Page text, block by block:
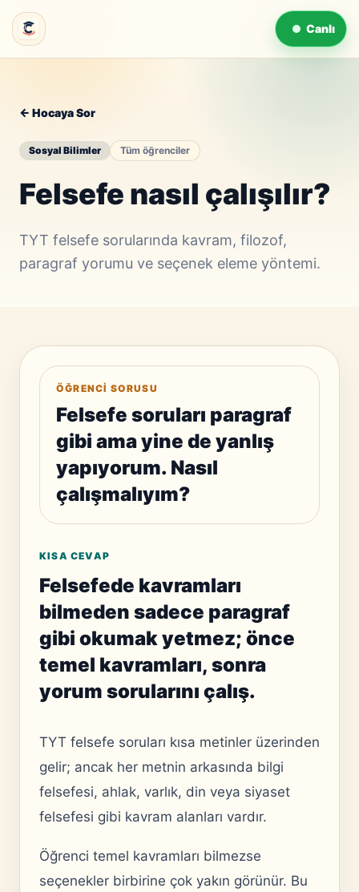
Canlı
← Hocaya Sor
Sosyal Bilimler Tüm öğrenciler
Felsefe nasıl çalışılır?
TYT felsefe sorularında kavram, filozof,
paragraf yorumu ve seçenek eleme yöntemi.
ÖĞRENCI SORUSU
Felsefe soruları paragraf
gibi ama yine de yanlış
yapıyorum. Nasıl
çalışmalıyım?
KISA CEVAP
Felsefede kavramları
bilmeden sadece paragraf
gibi okumak yetmez; önce
temel kavramları, sonra
yorum sorularını çalış.
TYT felsefe soruları kısa metinler üzerinden
gelir; ancak her metnin arkasında bilgi
felsefesi, ahlak, varlık, din veya siyaset
felsefesi gibi kavram alanları vardır.
Öğrenci temel kavramları bilmezse
seçenekler birbirine çok yakın görünür. Bu